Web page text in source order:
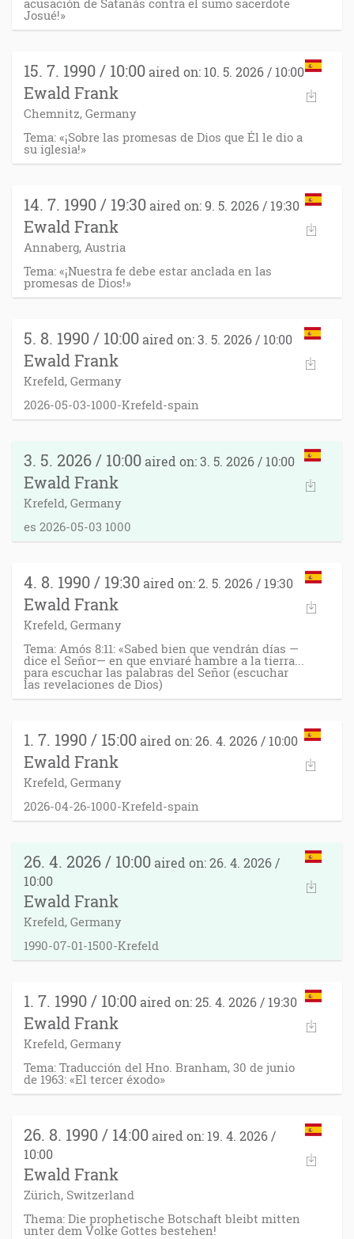
acusación de Satanás contra el sumo sacerdote
Josué!»
15. 7. 1990 / 10:00 aired on: 10. 5. 2026 / 10:00
Ewald Frank
Chemnitz, Germany
Tema: «¡Sobre las promesas de Dios que Él le dio a
su iglesia!»
14. 7. 1990 / 19:30 aired on: 9. 5. 2026 / 19:30
Ewald Frank
Annaberg, Austria
Tema: «¡Nuestra fe debe estar anclada en las
promesas de Dios!»
5. 8. 1990 / 10:00 aired on: 3. 5. 2026 / 10:00
Ewald Frank
Krefeld, Germany
2026-05-03-1000-Krefeld-spain
3. 5. 2026 / 10:00 aired on: 3. 5. 2026 / 10:00
Ewald Frank
Krefeld, Germany
es 2026-05-03 1000
4. 8. 1990 / 19:30 aired on: 2. 5. 2026 / 19:30
Ewald Frank
Krefeld, Germany
Tema: Amós 8:11: «Sabed bien que vendrán días —
dice el Señor— en que enviaré hambre a la tierra...
para escuchar las palabras del Señor (escuchar
las revelaciones de Dios)
1. 7. 1990 / 15:00 aired on: 26. 4. 2026 / 10:00
Ewald Frank
Krefeld, Germany
2026-04-26-1000-Krefeld-spain
26. 4. 2026 / 10:00 aired on: 26. 4. 2026 /
10:00
Ewald Frank
Krefeld, Germany
1990-07-01-1500-Krefeld
1. 7. 1990 / 10:00 aired on: 25. 4. 2026 / 19:30
Ewald Frank
Krefeld, Germany
Tema: Traducción del Hno. Branham, 30 de junio
de 1963: «El tercer éxodo»
26. 8. 1990 / 14:00 aired on: 19. 4. 2026 /
10:00
Ewald Frank
Zürich, Switzerland
Thema: Die prophetische Botschaft bleibt mitten
unter dem Volke Gottes bestehen!